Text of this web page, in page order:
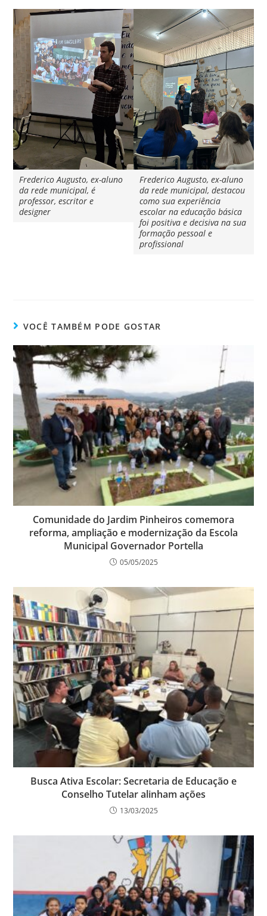
Frederico Augusto, ex-aluno
da rede municipal, é
professor, escritor e
designer
Frederico Augusto, ex-aluno
da rede municipal, destacou
como sua experiência
escolar na educação básica
foi positiva e decisiva na sua
formação pessoal e
profissional
VOCÊ TAMBÉM PODE GOSTAR
Comunidade do Jardim Pinheiros comemora
reforma, ampliação e modernização da Escola
Municipal Governador Portella
05/05/2025
Busca Ativa Escolar: Secretaria de Educação e
Conselho Tutelar alinham ações
13/03/2025